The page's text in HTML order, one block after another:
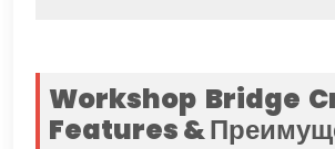
Workshop Bridge
Features&